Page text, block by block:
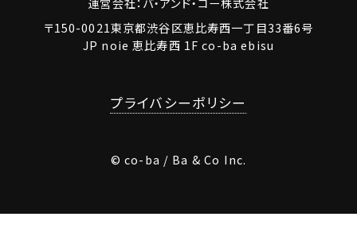
〒150-0021東京都渋谷区恵比寿西一丁目33番6号
JP noie 恵比寿西 1F co-ba ebisu
プライバシーポリシー
© co-ba / Ba & Co Inc.